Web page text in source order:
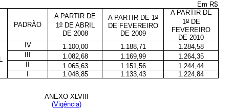
Em R$
PADRÃO
A PARTIR DE
1oDE ABRIL
DE 2008
A PARTIR DE 1o
DE FEVEREIRO
DE 2009
A PARTIR DE
1oDE
FEVEREIRO
DE 2010
IV 1.100,00 1.188,71
1.284,58
1.082,68 1.169,99
1.264,35
1.065,63 1.151,56
1.244,44
1.048,85 1.133,43 1.224,84
ANEXO XLVIII
(Vigência)